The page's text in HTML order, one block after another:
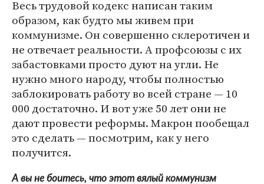
Весь трудовой кодекс написан таким
образом, как будто мы живем при
коммунизме. Он совершенно склеротичен и
не отвечает реальности. А профсоюзы с их
забастовками просто дуют на угли. Не
нужно много народу, чтобы полностью
заблокировать работу во всей стране — 10
000 достаточно. И вот уже 50 лет они не
дают провести реформы. Макрон пообещал
это сделать — посмотрим, как у него
получится.
А вы не боитесь, что этот вялый коммунизм